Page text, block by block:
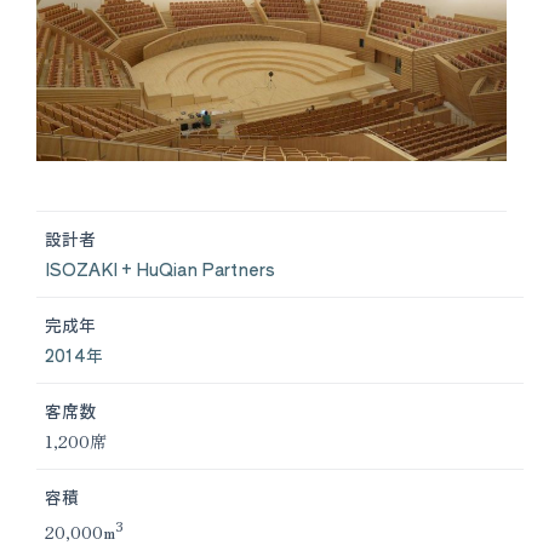
設計者
ISOZAKI + HuQian Partners
完成年
2014年
客席数
1,200席
容積
20,000m3